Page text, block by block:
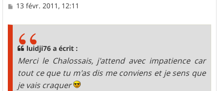
M13 févr. 2011, 12:11
luidji76 a écrit :
Merci le Chalossais, j'attend avec impatience car
tout ce que tu m'as dis me conviens et je sens que
je vais craquer